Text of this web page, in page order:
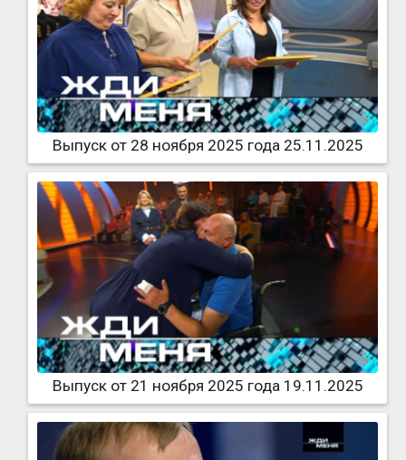
Выпуск от 28 ноября 2025 года 25.11.2025
Выпуск от 21 ноября 2025 года 19.11.2025